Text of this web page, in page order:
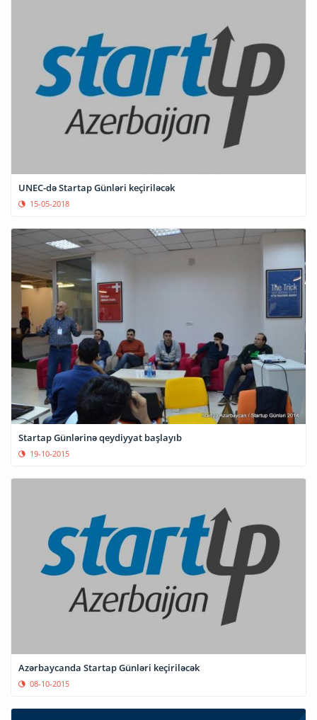
UNEC-də Startap Günləri keçiriləcək
15-05-2018
Startap Günlərinə qeydiyyat başlayıb
19-10-2015
Azərbaycanda Startap Günləri keçiriləcək
08-10-2015